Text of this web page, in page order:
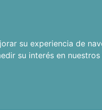
su experiencia de
su interés en